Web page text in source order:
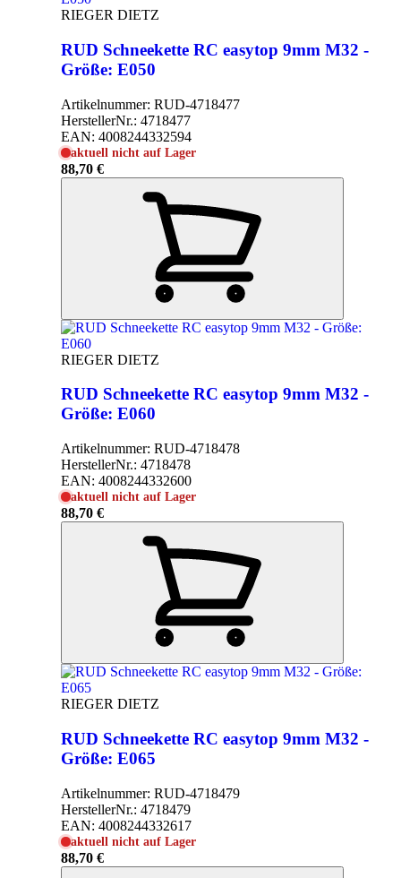
RIEGER DIETZ
RUD Schneekette RC easytop 9mm M32 -
Größe: E050
Artikelnummer: RUD-4718477
HerstellerNr.: 4718477
EAN: 4008244332594
aktuell nicht auf Lager
88,70 €
RIEGER DIETZ
RUD Schneekette RC easytop 9mm M32 -
Größe: E060
Artikelnummer: RUD-4718478
HerstellerNr.: 4718478
EAN: 4008244332600
aktuell nicht auf Lager
88,70 €
RIEGER DIETZ
RUD Schneekette RC easytop 9mm M32 -
Größe: E065
Artikelnummer: RUD-4718479
HerstellerNr.: 4718479
EAN: 4008244332617
aktuell nicht auf Lager
88,70 €